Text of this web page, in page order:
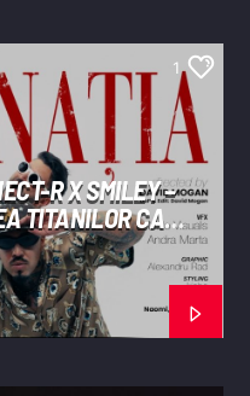
1
R X SMILEY –
TITANILOR CARE